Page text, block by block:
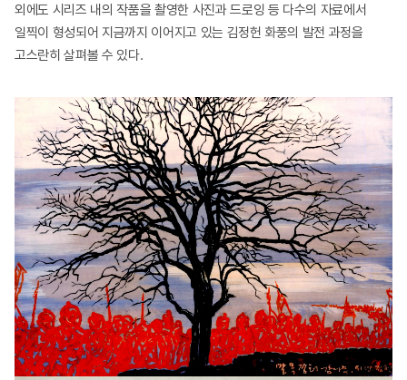
외에도 시리즈 내의 작품을 촬영한 사진과 드로잉 등 다수의 자료에서
일찍이 형성되어 지금까지 이어지고 있는 김정헌 화풍의 발전 과정을
고스란히 살펴볼 수 있다.